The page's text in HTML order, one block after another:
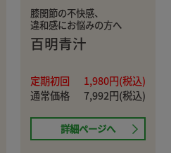
膝関節の不快感、
違和感にお悩みの方へ
百明青汁
定期初回
1,980円(税込)
通常価格
7,992円(税込)
詳細ページへ